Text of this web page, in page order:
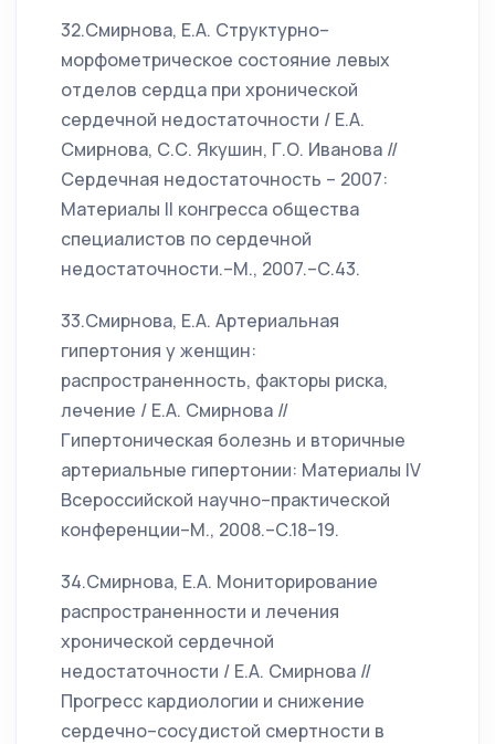
32.Смирнова, Е.А. Структурно–
морфометрическое состояние левых
отделов сердца при хронической
сердечной недостаточности / Е.А.
Смирнова, С.С. Якушин, Г.О. Иванова //
Сердечная недостаточность – 2007:
Материалы II конгресса общества
специалистов по сердечной
недостаточности.–М., 2007.–С.43.
33.Смирнова, Е.А. Артериальная
гипертония у женщин:
распространенность, факторы риска,
лечение / Е.А. Смирнова //
Гипертоническая болезнь и вторичные
артериальные гипертонии: Материалы IV
Всероссийской научно–практической
конференции–М., 2008.–С.18–19.
34.Смирнова, Е.А. Мониторирование
распространенности и лечения
хронической сердечной
недостаточности / Е.А. Смирнова //
Прогресс кардиологии и снижение
сердечно–сосудистой смертности в